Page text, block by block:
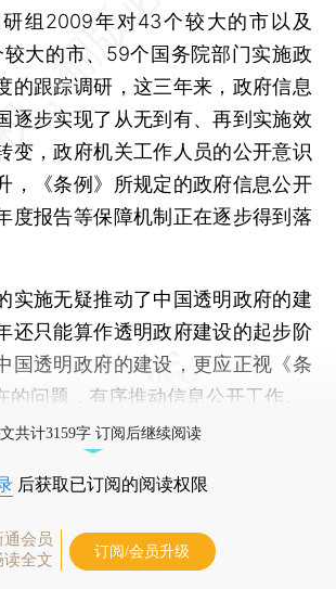
组2009年对43个较大的市以及
大的市、59个国务院部门实施政
的跟踪调研，这三年来，政府信息
逐步实现了从无到有、再到实施效
变，政府机关工作人员的公开意识
，《条例》所规定的政府信息公开
度报告等保障机制正在逐步得到落
施无疑推动了中国透明政府的建
还只能算作透明政府建设的起步阶
国透明政府的建设，更应正视《条
的问题，有序推动信息公开工作。
共计3159字 订阅后继续阅读
后获取已订阅的阅读权限
通会员
读全文
订阅/会员升级